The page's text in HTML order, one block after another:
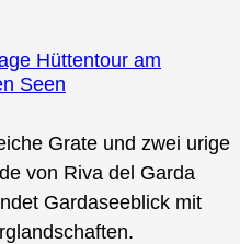
Hüttentour am
Seen
Grate und zwei urige
von Riva del Garda
Gardaseeblick mit